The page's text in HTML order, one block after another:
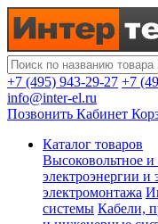
+7 (495) 943-29-27 +7
info@inter-el.ru
Позвонить Кабинет
Каталог товаров
Высоковольтное
электроэнергии
электромонтажа
системы Кабели,